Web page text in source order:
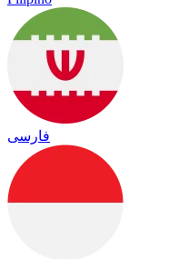
فارسی